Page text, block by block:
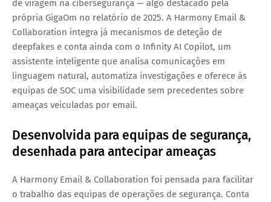
de viragem na cibersegurança — algo destacado pela
própria GigaOm no relatório de 2025. A Harmony Email &
Collaboration integra já mecanismos de deteção de
deepfakes e conta ainda com o Infinity AI Copilot, um
assistente inteligente que analisa comunicações em
linguagem natural, automatiza investigações e oferece às
equipas de SOC uma visibilidade sem precedentes sobre
ameaças veiculadas por email.
Desenvolvida para equipas de segurança,
desenhada para antecipar ameaças
A Harmony Email & Collaboration foi pensada para facilitar
o trabalho das equipas de operações de segurança. Conta